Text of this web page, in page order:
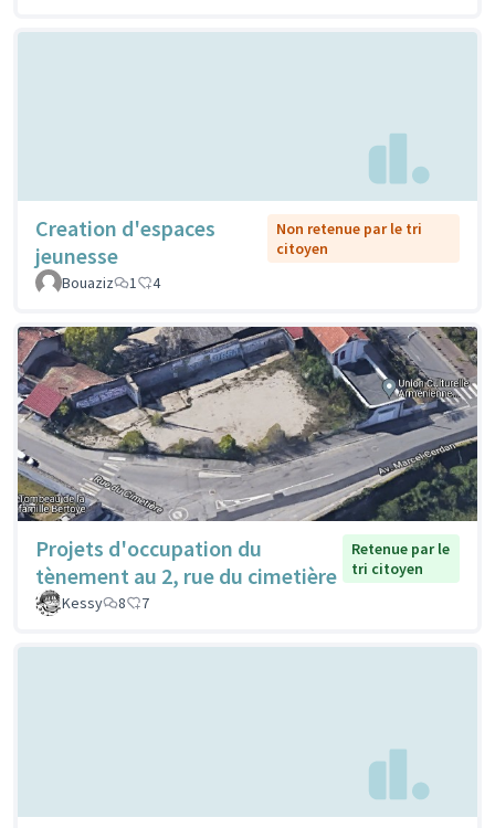
Creation d'espaces
jeunesse
Non retenue par le tri
citoyen
Bouaziz
1 4
Projets d'occupation du
tènement au 2, rue du cimetière
Retenue par le
tri citoyen
Kessy
8 7